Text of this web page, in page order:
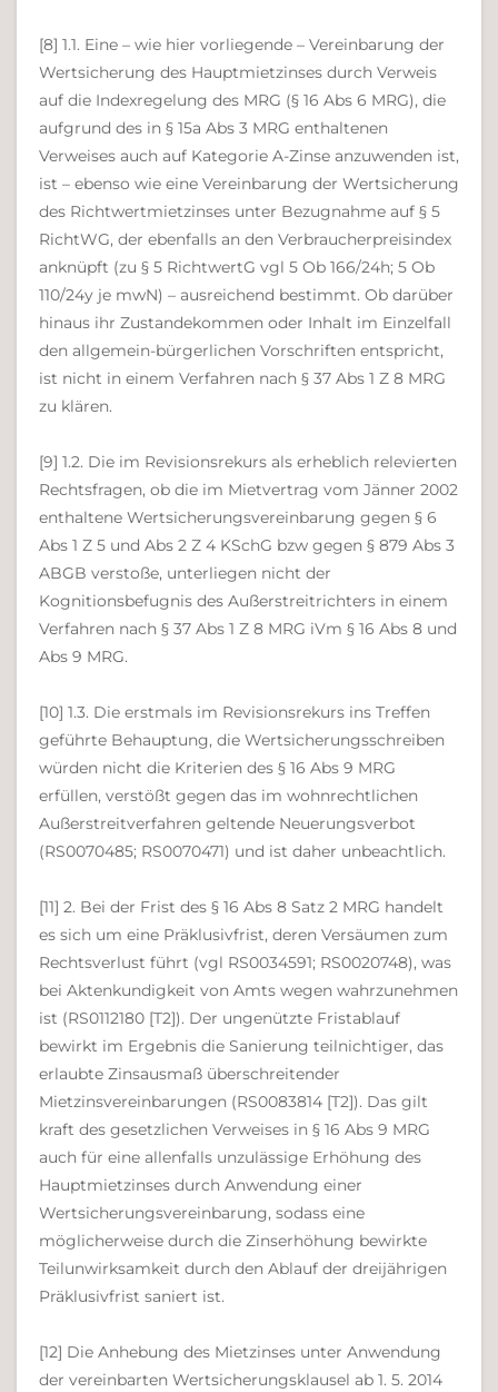
[8] 1.1. Eine – wie hier vorliegende – Vereinbarung der
Wertsicherung des Hauptmietzinses durch Verweis
auf die Indexregelung des MRG (§ 16 Abs 6 MRG), die
aufgrund des in § 15a Abs 3 MRG enthaltenen
Verweises auch auf Kategorie A-Zinse anzuwenden ist,
ist – ebenso wie eine Vereinbarung der Wertsicherung
des Richtwertmietzinses unter Bezugnahme auf § 5
RichtWG, der ebenfalls an den Verbraucherpreisindex
anknüpft (zu § 5 RichtwertG vgl 5 Ob 166/24h; 5 Ob
110/24y je mwN) – ausreichend bestimmt. Ob darüber
hinaus ihr Zustandekommen oder Inhalt im Einzelfall
den allgemein-bürgerlichen Vorschriften entspricht,
ist nicht in einem Verfahren nach § 37 Abs 1 Z 8 MRG
zu klären.
[9] 1.2. Die im Revisionsrekurs als erheblich relevierten
Rechtsfragen, ob die im Mietvertrag vom Jänner 2002
enthaltene Wertsicherungsvereinbarung gegen § 6
Abs 1 Z 5 und Abs 2 Z 4 KSchG bzw gegen § 879 Abs 3
ABGB verstoße, unterliegen nicht der
Kognitionsbefugnis des Außerstreitrichters in einem
Verfahren nach § 37 Abs 1 Z 8 MRG iVm § 16 Abs 8 und
Abs 9 MRG.
[10] 1.3. Die erstmals im Revisionsrekurs ins Treffen
geführte Behauptung, die Wertsicherungsschreiben
würden nicht die Kriterien des § 16 Abs 9 MRG
erfüllen, verstößt gegen das im wohnrechtlichen
Außerstreitverfahren geltende Neuerungsverbot
(RS0070485; RS0070471) und ist daher unbeachtlich.
[11] 2. Bei der Frist des § 16 Abs 8 Satz 2 MRG handelt
es sich um eine Präklusivfrist, deren Versäumen zum
Rechtsverlust führt (vgl RS0034591; RS0020748), was
bei Aktenkundigkeit von Amts wegen wahrzunehmen
ist (RS0112180 [T2]). Der ungenützte Fristablauf
bewirkt im Ergebnis die Sanierung teilnichtiger, das
erlaubte Zinsausmaß überschreitender
Mietzinsvereinbarungen (RS0083814 [T2]). Das gilt
kraft des gesetzlichen Verweises in § 16 Abs 9 MRG
auch für eine allenfalls unzulässige Erhöhung des
Hauptmietzinses durch Anwendung einer
Wertsicherungsvereinbarung, sodass eine
möglicherweise durch die Zinserhöhung bewirkte
Teilunwirksamkeit durch den Ablauf der dreijährigen
Präklusivfrist saniert ist.
[12] Die Anhebung des Mietzinses unter Anwendung
der vereinbarten Wertsicherungsklausel ab 1. 5. 2014